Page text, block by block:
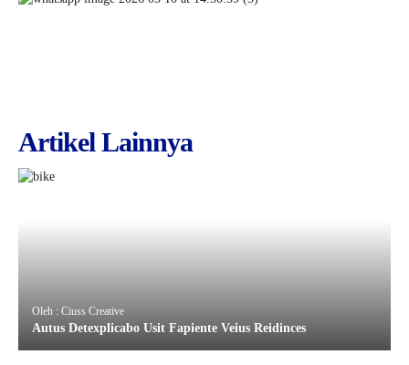
Artikel Lainnya
Oleh : Ciuss Creative
Autus Detexplicabo Usit Fapiente Veius Reidinces